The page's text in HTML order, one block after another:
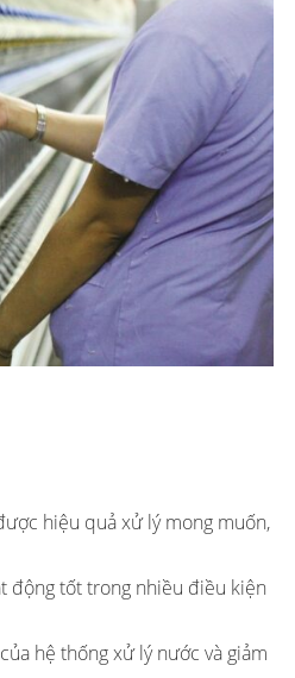
hiệu quả xử lý mong muốn,
động tốt trong nhiều điều kiện
hệ thống xử lý nước và giảm